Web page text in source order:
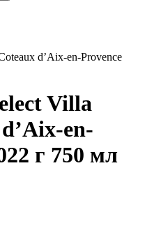
d’Aix-en-Provence
Villa
en-
г 750 мл